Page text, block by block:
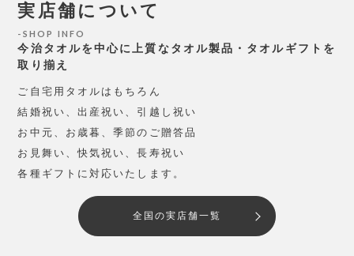
実店舗について
SHOP INFO
今治タオルを中心に上質なタオル製品・タオルギフトを
取り揃え
ご自宅用タオルはもちろん
結婚祝い、出産祝い、引越し祝い
お中元、お歳暮、季節のご贈答品
お見舞い、快気祝い、長寿祝い
各種ギフトに対応いたします。
全国の実店舗一覧